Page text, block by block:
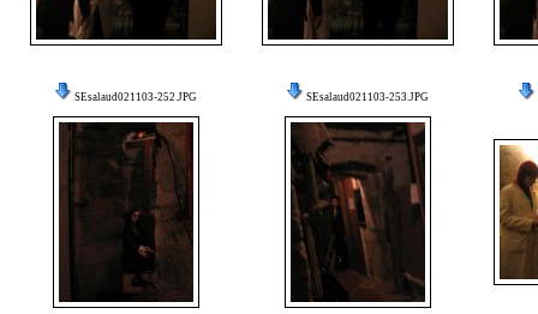
SEsalaud021103-252.JPG SEsalaud021103-253.JPG